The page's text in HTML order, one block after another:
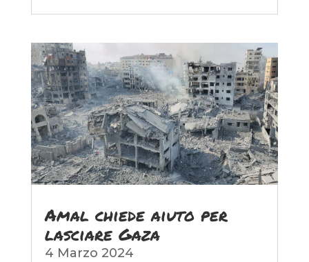
Amal chiede aiuto per
lasciare Gaza
4 Marzo 2024